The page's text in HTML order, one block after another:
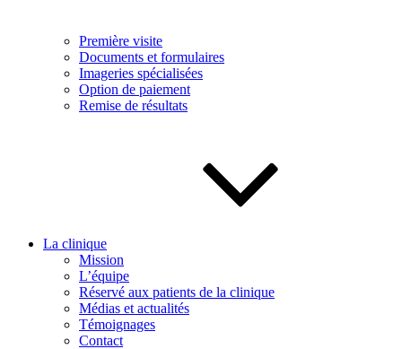
Première visite
Documents et formulaires
Imageries spécialisées
Option de paiement
Remise de résultats
La clinique
Mission
L’équipe
Réservé aux patients de la clinique
Médias et actualités
Témoignages
Contact